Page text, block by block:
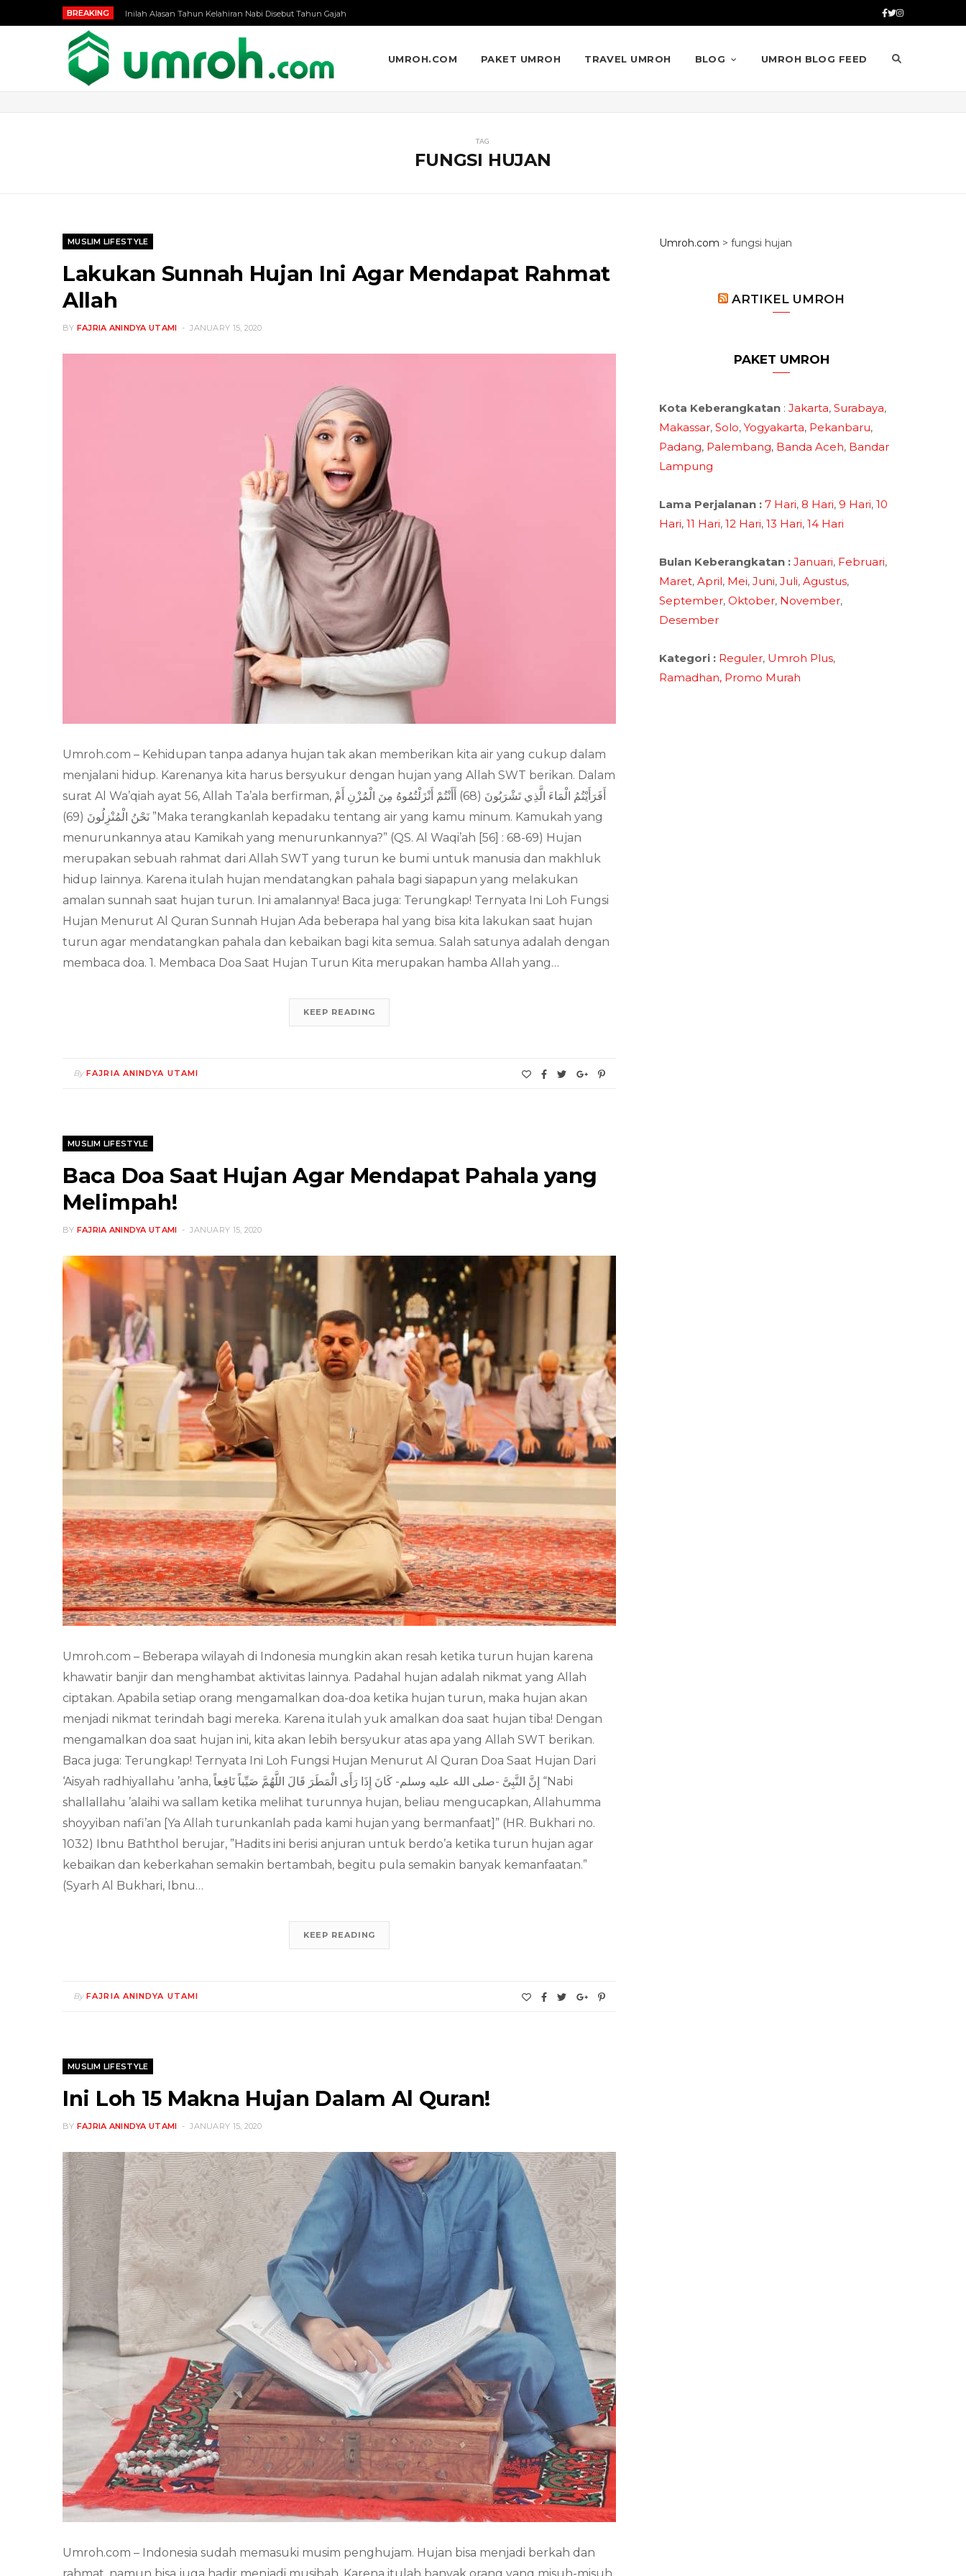
BREAKING Inilah Alasan Tahun Kelahiran Nabi Disebut Tahun Gajah
UMROH.COM PAKET UMROH TRAVEL UMROH BLOG UMROH BLOG FEED
TAG
FUNGSI HUJAN
MUSLIM LIFESTYLE
Lakukan Sunnah Hujan Ini Agar Mendapat Rahmat
Allah
BY FAJRIA ANINDYA UTAMI JANUARY 15, 2020
Umroh.com – Kehidupan tanpa adanya hujan tak akan memberikan kita air yang cukup dalam
menjalani hidup. Karenanya kita harus bersyukur dengan hujan yang Allah SWT berikan. Dalam
surat Al Wa’qiah ayat 56, Allah Ta’ala berfirman, أَفَرَأَيْتُمُ الْمَاءَ الَّذِي تَشْرَبُونَ (68) أَأَنْتُمْ أَنْزَلْتُمُوهُ مِنَ الْمُزْنِ أَمْ
نَحْنُ الْمُنْزِلُونَ (69) ”Maka terangkanlah kepadaku tentang air yang kamu minum. Kamukah yang
menurunkannya atau Kamikah yang menurunkannya?” (QS. Al Waqi’ah [56] : 68-69) Hujan
merupakan sebuah rahmat dari Allah SWT yang turun ke bumi untuk manusia dan makhluk
hidup lainnya. Karena itulah hujan mendatangkan pahala bagi siapapun yang melakukan
amalan sunnah saat hujan turun. Ini amalannya! Baca juga: Terungkap! Ternyata Ini Loh Fungsi
Hujan Menurut Al Quran Sunnah Hujan Ada beberapa hal yang bisa kita lakukan saat hujan
turun agar mendatangkan pahala dan kebaikan bagi kita semua. Salah satunya adalah dengan
membaca doa. 1. Membaca Doa Saat Hujan Turun Kita merupakan hamba Allah yang…
KEEP READING
By FAJRIA ANINDYA UTAMI
MUSLIM LIFESTYLE
Baca Doa Saat Hujan Agar Mendapat Pahala yang
Melimpah!
BY FAJRIA ANINDYA UTAMI JANUARY 15, 2020
Umroh.com – Beberapa wilayah di Indonesia mungkin akan resah ketika turun hujan karena
khawatir banjir dan menghambat aktivitas lainnya. Padahal hujan adalah nikmat yang Allah
ciptakan. Apabila setiap orang mengamalkan doa-doa ketika hujan turun, maka hujan akan
menjadi nikmat terindah bagi mereka. Karena itulah yuk amalkan doa saat hujan tiba! Dengan
mengamalkan doa saat hujan ini, kita akan lebih bersyukur atas apa yang Allah SWT berikan.
Baca juga: Terungkap! Ternyata Ini Loh Fungsi Hujan Menurut Al Quran Doa Saat Hujan Dari
‘Aisyah radhiyallahu ’anha, إِنَّ النَّبِىَّ -صلى الله عليه وسلم- كَانَ إِذَا رَأَى الْمَطَرَ قَالَ اللَّهُمَّ صَيِّباً نَافِعاً “Nabi
shallallahu ’alaihi wa sallam ketika melihat turunnya hujan, beliau mengucapkan, Allahumma
shoyyiban nafi’an [Ya Allah turunkanlah pada kami hujan yang bermanfaat]” (HR. Bukhari no.
1032) Ibnu Baththol berujar, ”Hadits ini berisi anjuran untuk berdo’a ketika turun hujan agar
kebaikan dan keberkahan semakin bertambah, begitu pula semakin banyak kemanfaatan.”
(Syarh Al Bukhari, Ibnu…
KEEP READING
By FAJRIA ANINDYA UTAMI
MUSLIM LIFESTYLE
Ini Loh 15 Makna Hujan Dalam Al Quran!
BY FAJRIA ANINDYA UTAMI JANUARY 15, 2020
Umroh.com – Indonesia sudah memasuki musim penghujam. Hujan bisa menjadi berkah dan
Umroh.com > fungsi hujan
ARTIKEL UMROH
PAKET UMROH
Kota Keberangkatan : Jakarta, Surabaya,
Makassar, Solo, Yogyakarta, Pekanbaru,
Padang, Palembang, Banda Aceh, Bandar
Lampung
Lama Perjalanan : 7 Hari, 8 Hari, 9 Hari, 10
Hari, 11 Hari, 12 Hari, 13 Hari, 14 Hari
Bulan Keberangkatan : Januari, Februari,
Maret, April, Mei, Juni, Juli, Agustus,
September, Oktober, November,
Desember
Kategori : Reguler, Umroh Plus,
Ramadhan, Promo Murah